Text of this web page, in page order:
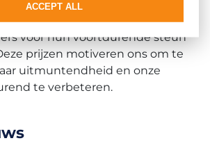
dankbaarheid aan al onze
voor hun voortdurende steun
prijzen motiveren ons om te
uitmuntendheid en onze
te verbeteren.
ACCEPT ALL